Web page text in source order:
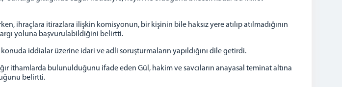
ihraçlara itirazlara ilişkin komisyonun, bir kişinin bile haksız yere atılıp atılmadığının
yoluna başvurulabildiğini belirtti.
iddialar üzerine idari ve adli soruşturmaların yapıldığını dile getirdi.
ithamlarda bulunulduğunu ifade eden Gül, hakim ve savcıların anayasal teminat altına
belirtti.